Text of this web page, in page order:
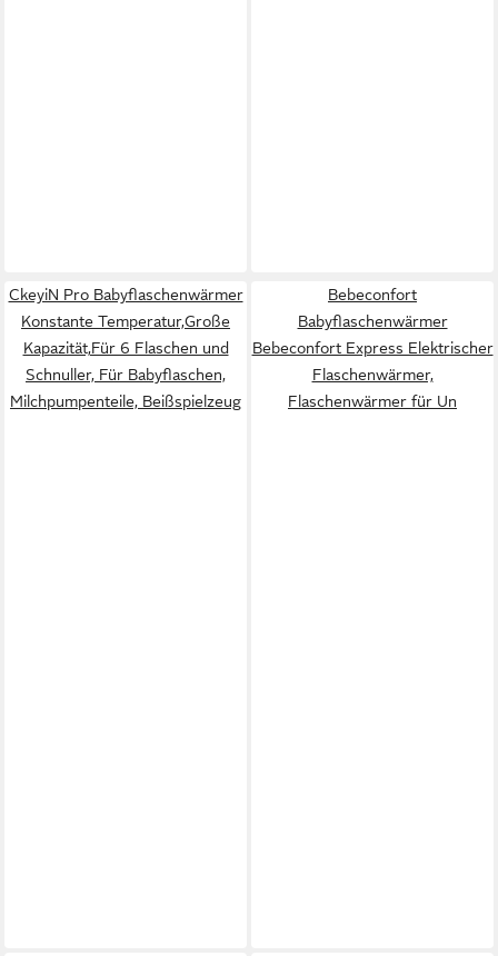
CkeyiN Pro Babyflaschenwärmer
Konstante Temperatur,Große
Kapazität,Für 6 Flaschen und
Schnuller, Für Babyflaschen,
Milchpumpenteile, Beißspielzeug
Bebeconfort
Babyflaschenwärmer
Bebeconfort Express Elektrischer
Flaschenwärmer,
Flaschenwärmer für Un